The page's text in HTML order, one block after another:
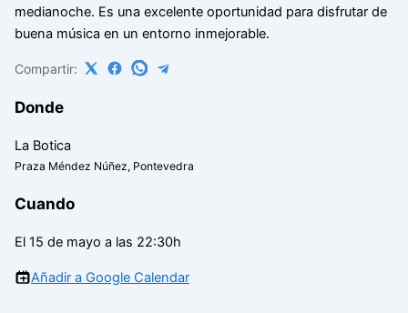
medianoche. Es una excelente oportunidad para disfrutar de
buena música en un entorno inmejorable.
Compartir:
Donde
La Botica
Praza Méndez Núñez, Pontevedra
Cuando
El 15 de mayo a las 22:30h
Añadir a Google Calendar